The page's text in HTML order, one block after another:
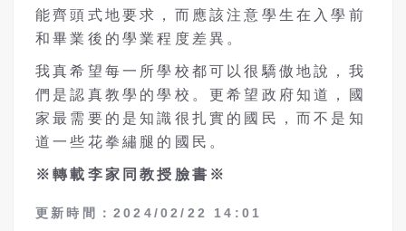
能齊頭式地要求，而應該注意學生在入學前
和畢業後的學業程度差異。
我真希望每一所學校都可以很驕傲地說，我
們是認真教學的學校。更希望政府知道，國
家最需要的是知識很扎實的國民，而不是知
道一些花拳繡腿的國民。
※轉載李家同教授臉書※
更新時間：2024/02/22 14:01